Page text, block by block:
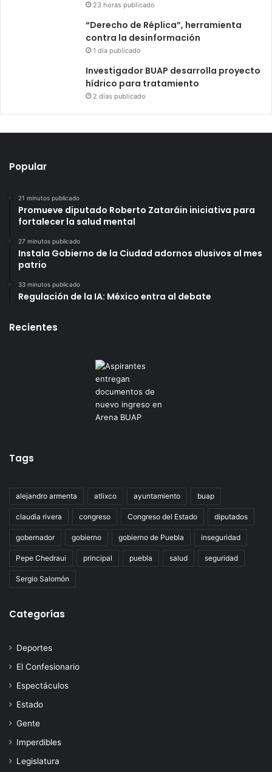
23 horas publicado
“Derecho de Réplica”, herramienta
contra la desinformación
1 día publicado
Investigador BUAP desarrolla proyecto
hídrico para tratamiento
2 días publicado
Popular
21 minutos publicado
Promueve diputado Roberto Zataráin iniciativa para
fortalecer la salud mental
27 minutos publicado
Instala Gobierno de la Ciudad adornos alusivos al mes
patrio
33 minutos publicado
Regulación de la IA: México entra al debate
Recientes
Tags
alejandro armenta atlixco ayuntamiento buap
claudia rivera congreso Congreso del Estado diputados
gobernador gobierno gobierno de Puebla inseguridad
Pepe Chedraui principal puebla salud seguridad
Sergio Salomón
Categorías
Deportes
El Confesionario
Espectáculos
Estado
Gente
Imperdibles
Legislatura